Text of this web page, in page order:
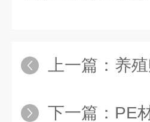
上一篇： 养
下一篇： PE